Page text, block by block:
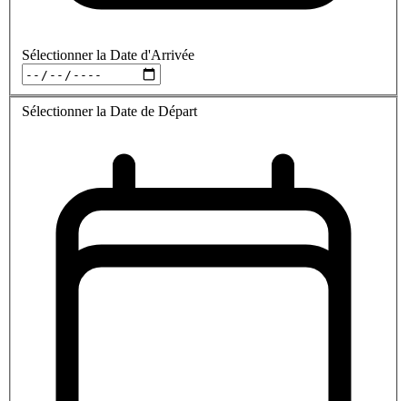
Sélectionner la Date d'Arrivée
Sélectionner la Date de Départ